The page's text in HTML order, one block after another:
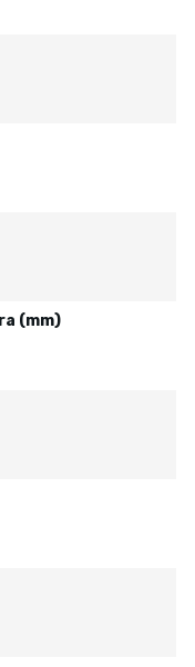
(mm)